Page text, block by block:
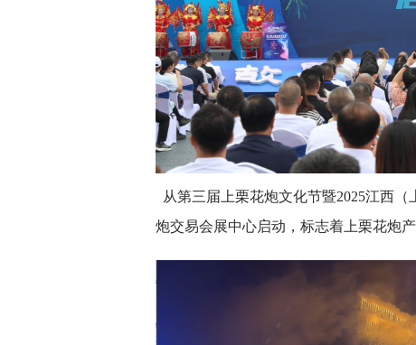
从第三届上栗花炮文化节暨2025江西
炮交易会展中心启动，标志着上栗花炮